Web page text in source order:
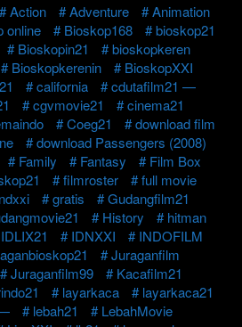
Action Adventure
Animation
online Bioskop168
bioskop21
Bioskopin21
bioskopkeren
Bioskopkerenin
BioskopXXI
california
cdutafilm21 —
cgvmovie21
cinema21
Coeg21
download film
download Passengers (2008)
Family Fantasy
Film Box
filmroster
full movie
gratis
Gudangfilm21
History
hitman
IDLIX21 IDNXXI
INDOFILM
Juraganfilm
Juraganfilm99
Kacafilm21
layarkaca
layarkaca21
lebah21
LebahMovie